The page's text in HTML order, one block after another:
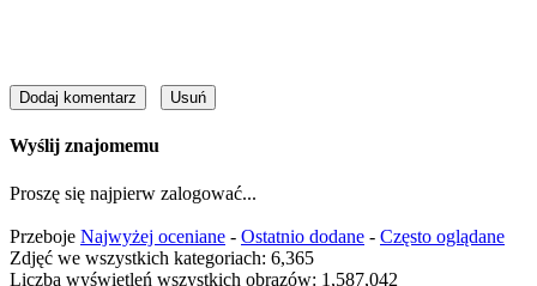
Wyślij znajomemu
Proszę się najpierw zalogować...
Przeboje Najwyżej oceniane - Ostatnio dodane - Często oglądane
Zdjęć we wszystkich kategoriach: 6,365
Liczba wyświetleń wszystkich obrazów: 1,587,042